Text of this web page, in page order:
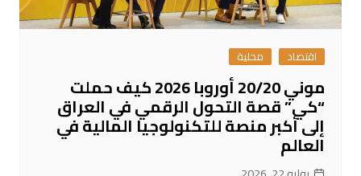
اقتصاد محلية
موني 20/20 أوروبا 2026 كيف حملت
“كي” قصة التحول الرقمي في العراق
إلى أكبر منصة للتكنولوجيا المالية في
العالم